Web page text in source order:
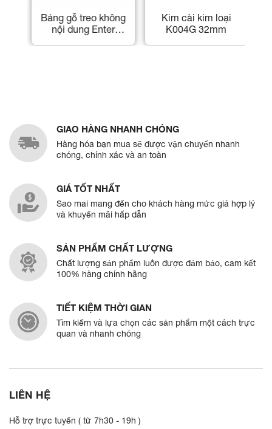
Bảng gỗ treo không
nội dung Enter
Kim cài kim loại
K004G 32mm
GIAO HÀNG NHANH CHÓNG
Hàng hóa bạn mua sẽ được vận chuyển nhanh
chóng, chính xác và an toàn
GIÁ TỐT NHẤT
Sao mai mang đến cho khách hàng mức giá hợp lý
và khuyến mãi hấp dẫn
SẢN PHẨM CHẤT LƯỢNG
Chất lượng sản phẩm luôn được đảm bảo, cam kết
100% hàng chính hãng
TIẾT KIỆM THỜI GIAN
Tìm kiếm và lựa chọn các sản phẩm một cách trực
quan và nhanh chóng
LIÊN HỆ
Hỗ trợ trực tuyến ( từ 7h30 - 19h )